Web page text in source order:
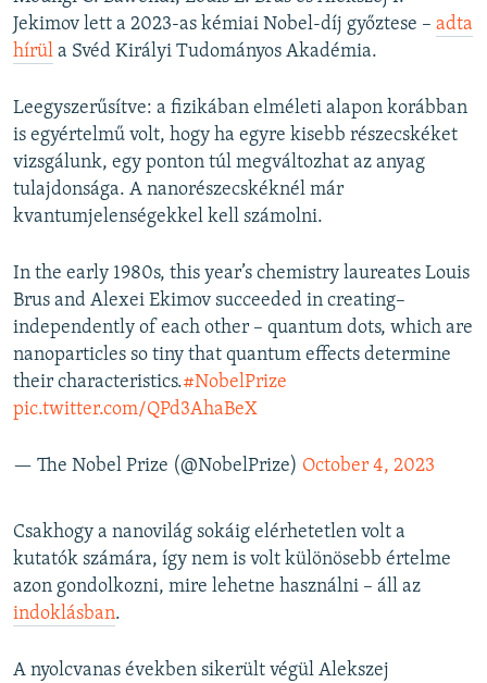
Jekimov lett a 2023-as kémiai Nobel-díj győztese – adta
hírül a Svéd Királyi Tudományos Akadémia.
Leegyszerűsítve: a fizikában elméleti alapon korábban
is egyértelmű volt, hogy ha egyre kisebb részecskéket
vizsgálunk, egy ponton túl megváltozhat az anyag
tulajdonsága. A nanorészecskéknél már
kvantumjelenségekkel kell számolni.
In the early 1980s, this year’s chemistry laureates Louis
Brus and Alexei Ekimov succeeded in creating–
independently of each other – quantum dots, which are
nanoparticles so tiny that quantum effects determine
their characteristics.#NobelPrize
pic.twitter.com/QPd3AhaBeX
— The Nobel Prize (@NobelPrize) October 4, 2023
Csakhogy a nanovilág sokáig elérhetetlen volt a
kutatók számára, így nem is volt különösebb értelme
azon gondolkozni, mire lehetne használni – áll az
indoklásban.
A nyolcvanas években sikerült végül Alekszej